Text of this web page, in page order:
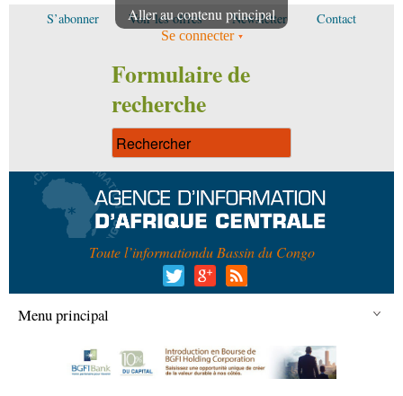
Aller au contenu principal
S’abonner Voir les offres Newsletter Contact
Se connecter
Formulaire de
recherche
Toute l’informationdu Bassin du Congo
Menu principal